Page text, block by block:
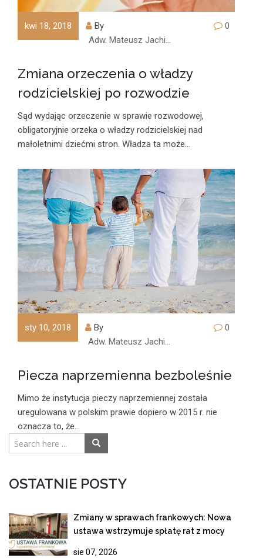
kwi 18, 2018
By
Adw. Mateusz Jachimczyk
0
Zmiana orzeczenia o władzy
rodzicielskiej po rozwodzie
Sąd wydając orzeczenie w sprawie rozwodowej,
obligatoryjnie orzeka o władzy rodzicielskiej nad
małoletnimi dziećmi stron. Władza ta może…
sty 10, 2018
By
Adw. Mateusz Jachimczyk
0
Piecza naprzemienna bezboleśnie
Mimo że instytucja pieczy naprzemiennej została
uregulowana w polskim prawie dopiero w 2015 r. nie
oznacza to, że…
OSTATNIE POSTY
Zmiany w sprawach frankowych: Nowa
ustawa wstrzymuje spłatę rat z mocy
sie 07, 2026